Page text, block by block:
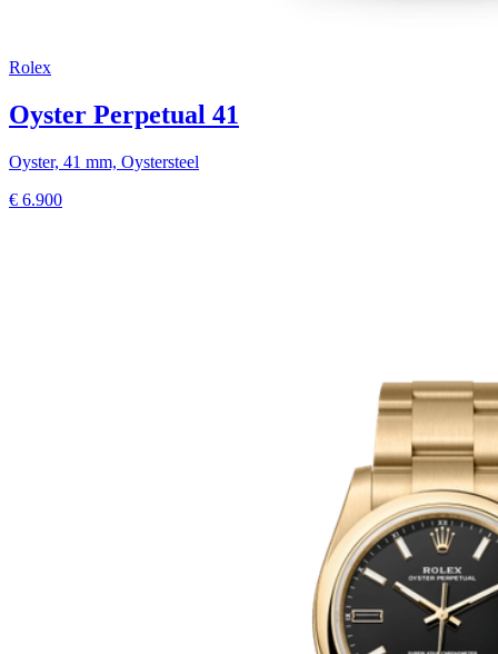
Rolex
Oyster Perpetual 41
Oyster, 41 mm, Oystersteel
€ 6.900